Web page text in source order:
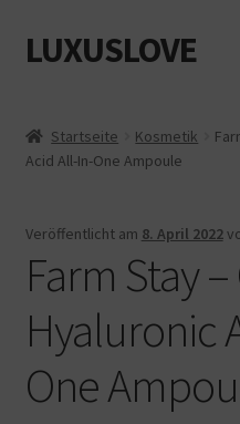
Zur
Navigation
Zum
Inhalt
LUXUSLOVE
Cookie-Richtlinie (EU)
Datenschutz
Impressum
Kasse
Mein Konto
Startseite Kosmetik
Acid All-In-One Ampoule
Veröffentlicht am 8. April 2022
Farm Stay
Hyaluronic
One